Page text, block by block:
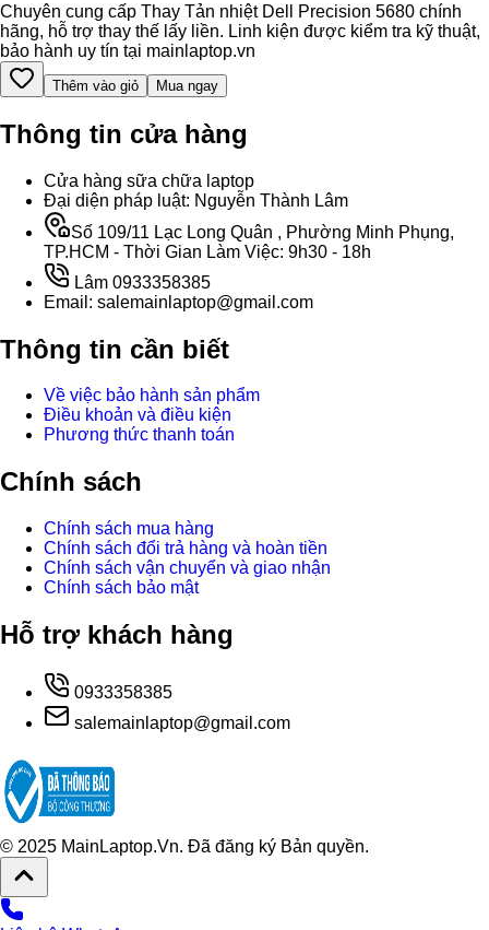
Chuyên cung cấp Thay Tản nhiệt Dell Precision 5680 chính
hãng, hỗ trợ thay thế lấy liền. Linh kiện được kiểm tra kỹ thuật,
bảo hành uy tín tại mainlaptop.vn
Thêm vào giỏ Mua ngay
Thông tin cửa hàng
Cửa hàng sữa chữa laptop
Đại diện pháp luật: Nguyễn Thành Lâm
Số 109/11 Lạc Long Quân , Phường Minh Phụng,
TP.HCM - Thời Gian Làm Việc: 9h30 - 18h
Lâm 0933358385
Email: salemainlaptop@gmail.com
Thông tin cần biết
Về việc bảo hành sản phẩm
Điều khoản và điều kiện
Phương thức thanh toán
Chính sách
Chính sách mua hàng
Chính sách đổi trả hàng và hoàn tiền
Chính sách vận chuyển và giao nhận
Chính sách bảo mật
Hỗ trợ khách hàng
0933358385
salemainlaptop@gmail.com
© 2025 MainLaptop.Vn. Đã đăng ký Bản quyền.